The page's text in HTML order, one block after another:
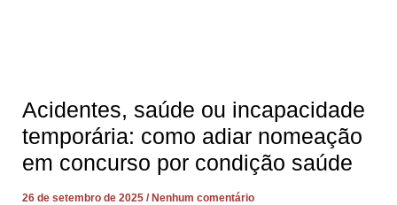
Acidentes, saúde ou incapacidade
temporária: como adiar nomeação
em concurso por condição saúde
26 de setembro de 2025 Nenhum comentário